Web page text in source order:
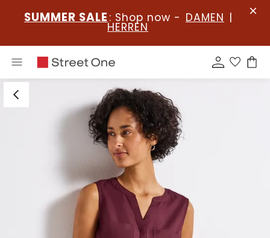
SUMMER SALE : Shop now - DAMEN |
HERREN